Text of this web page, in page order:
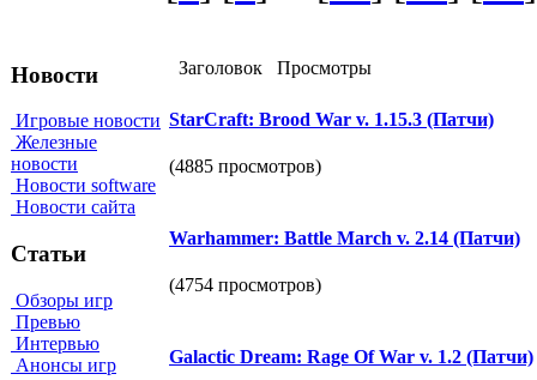
Новости
Игровые новости
Железные
новости
Новости software
Новости сайта
Статьи
Обзоры игр
Превью
Интервью
Анонсы игр
Заголовок Просмотры
StarCraft: Brood War v. 1.15.3 (Патчи)
(4885 просмотров)
Warhammer: Battle March v. 2.14 (Патчи)
(4754 просмотров)
Galactic Dream: Rage Of War v. 1.2 (Патчи)